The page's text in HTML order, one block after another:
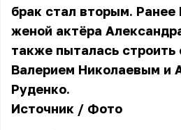
брак стал вторым.
женой актёра
также пыталась строить
Валерием Николаевым и
Руденко.
Источник / Фото